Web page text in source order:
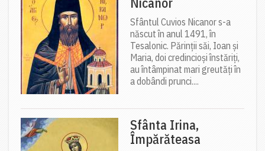
Sfântul Cuvios Nicanor s-a
născut în anul 1491, în
Tesalonic. Părinții săi, Ioan și
Maria, doi credincioși înstăriți,
au întâmpinat mari greutăți în
a dobândi prunci....
Sfânta Irina,
Împărăteasa